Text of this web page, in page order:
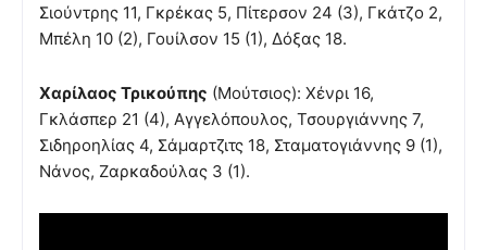
Σιούντρης 11, Γκρέκας 5, Πίτερσον 24 (3), Γκάτζο 2,
Μπέλη 10 (2), Γουίλσον 15 (1), Δόξας 18.
Χαρίλαος Τρικούπης (Μούτσιος): Χένρι 16,
Γκλάσπερ 21 (4), Αγγελόπουλος, Τσουργιάννης 7,
Σιδηροηλίας 4, Σάμαρτζιτς 18, Σταματογιάννης 9 (1),
Νάνος, Ζαρκαδούλας 3 (1).